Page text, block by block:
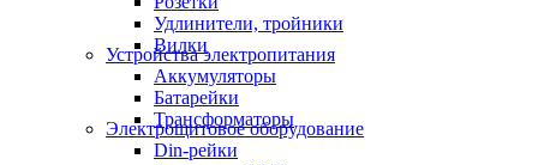
Удлинители, тройники
Вилки
Устройства электропитания
Аккумуляторы
Батарейки
Трансформаторы
Электрощитовое оборудование
Din-рейки